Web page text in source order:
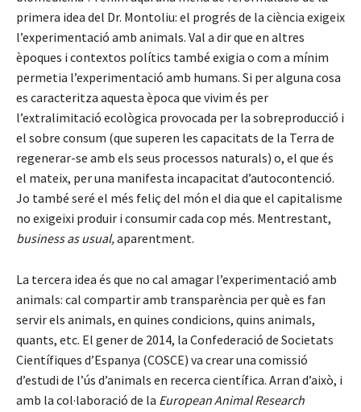
primera idea del Dr. Montoliu: el progrés de la ciència exigeix
l’experimentació amb animals. Val a dir que en altres
èpoques i contextos polítics també exigia o com a mínim
permetia l’experimentació amb humans. Si per alguna cosa
es caracteritza aquesta època que vivim és per
l’extralimitació ecològica provocada per la sobreproducció i
el sobre consum (que superen les capacitats de la Terra de
regenerar-se amb els seus processos naturals) o, el que és
el mateix, per una manifesta incapacitat d’autocontenció.
Jo també seré el més feliç del món el dia que el capitalisme
no exigeixi produir i consumir cada cop més. Mentrestant,
business as usual,aparentment.
La tercera idea és que no cal amagar l’experimentació amb
animals: cal compartir amb transparència per què es fan
servir els animals, en quines condicions, quins animals,
quants, etc. El gener de 2014, la Confederació de Societats
Científiques d’Espanya (COSCE) va crear una comissió
d’estudi de l’ús d’animals en recerca científica. Arran d’això, i
amb la col·laboració de la European Animal Research